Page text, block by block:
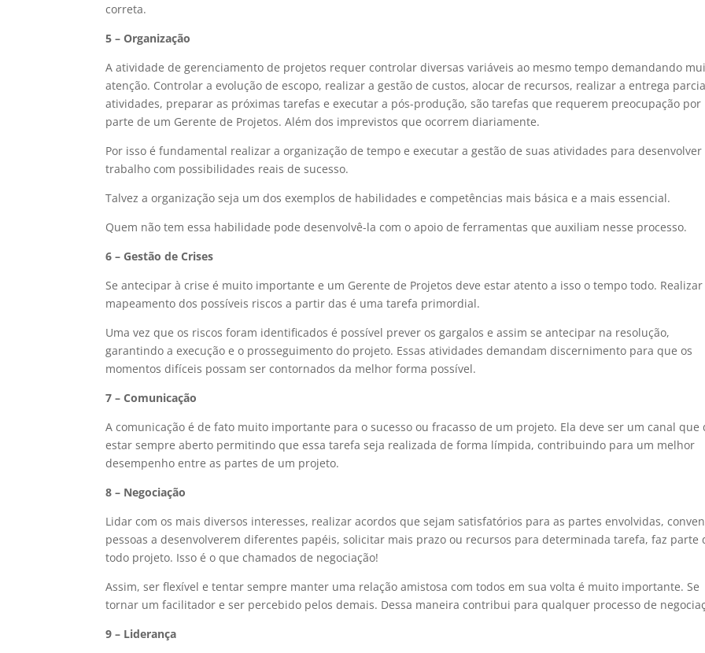
correta.
5 – Organização
A atividade de gerenciamento de projetos requer controlar diversas variáveis ao mesmo tempo demandando
atenção. Controlar a evolução de escopo, realizar a gestão de custos, alocar de recursos, realizar a entrega
atividades, preparar as próximas tarefas e executar a pós-produção, são tarefas que requerem preocupação por
parte de um Gerente de Projetos. Além dos imprevistos que ocorrem diariamente.
Por isso é fundamental realizar a organização de tempo e executar a gestão de suas atividades para desenvolver
trabalho com possibilidades reais de sucesso.
Talvez a organização seja um dos exemplos de habilidades e competências mais básica e a mais essencial.
Quem não tem essa habilidade pode desenvolvê-la com o apoio de ferramentas que auxiliam nesse processo.
6 – Gestão de Crises
Se antecipar à crise é muito importante e um Gerente de Projetos deve estar atento a isso o tempo todo. Realizar
mapeamento dos possíveis riscos a partir das é uma tarefa primordial.
Uma vez que os riscos foram identificados é possível prever os gargalos e assim se antecipar na resolução,
garantindo a execução e o prosseguimento do projeto. Essas atividades demandam discernimento para que os
momentos difíceis possam ser contornados da melhor forma possível.
7 – Comunicação
A comunicação é de fato muito importante para o sucesso ou fracasso de um projeto. Ela deve ser um canal que
estar sempre aberto permitindo que essa tarefa seja realizada de forma límpida, contribuindo para um melhor
desempenho entre as partes de um projeto.
8 – Negociação
Lidar com os mais diversos interesses, realizar acordos que sejam satisfatórios para as partes envolvidas,
pessoas a desenvolverem diferentes papéis, solicitar mais prazo ou recursos para determinada tarefa, faz parte
todo projeto. Isso é o que chamados de negociação!
Assim, ser flexível e tentar sempre manter uma relação amistosa com todos em sua volta é muito importante. Se
tornar um facilitador e ser percebido pelos demais. Dessa maneira contribui para qualquer processo de
9 – Liderança